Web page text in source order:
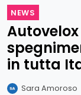
NEWS
in tutta
Sara Amoroso